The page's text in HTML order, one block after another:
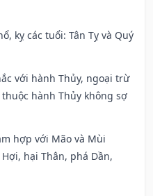
kỵ các tuổi: Tân Tỵ và Quý
với hành Thủy, ngoại trừ
hành Thủy không sợ
hợp với Mão và Mùi
hại Thân, phá Dần,